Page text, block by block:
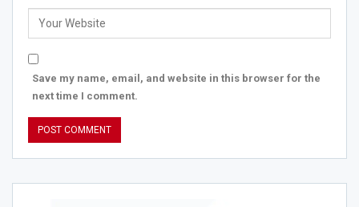
Save my name, email, and website in this browser for the
next time I comment.